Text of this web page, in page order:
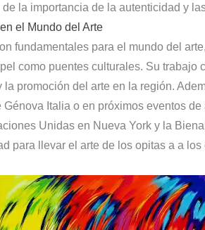
la importancia de la autenticidad y
el Mundo del Arte
fundamentales para el mundo del
como puentes culturales. Su trabajo
promoción del arte en la región.
Italia o en próximos eventos
Unidas en Nueva York y la
para llevar el arte de los opitas a a